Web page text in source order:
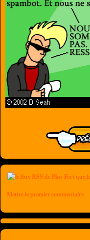
Mettre le premier commentaire